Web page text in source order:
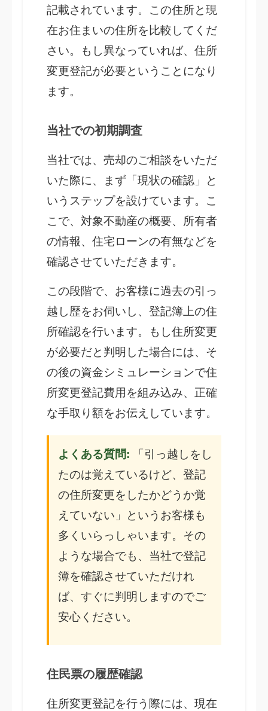
記載されています。この住所と現
在お住まいの住所を比較してくだ
さい。もし異なっていれば、住所
変更登記が必要ということになり
ます。
当社での初期調査
当社では、売却のご相談をいただ
いた際に、まず「現状の確認」と
いうステップを設けています。こ
こで、対象不動産の概要、所有者
の情報、住宅ローンの有無などを
確認させていただきます。
この段階で、お客様に過去の引っ
越し歴をお伺いし、登記簿上の住
所確認を行います。もし住所変更
が必要だと判明した場合には、そ
の後の資金シミュレーションで住
所変更登記費用を組み込み、正確
な手取り額をお伝えしています。
よくある質問: 「引っ越しをし
たのは覚えているけど、登記
の住所変更をしたかどうか覚
えていない」というお客様も
多くいらっしゃいます。その
ような場合でも、当社で登記
簿を確認させていただけれ
ば、すぐに判明しますのでご
安心ください。
住民票の履歴確認
住所変更登記を行う際には、現在